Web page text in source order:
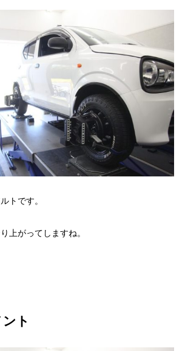
トです。
上がってしますね。
ト